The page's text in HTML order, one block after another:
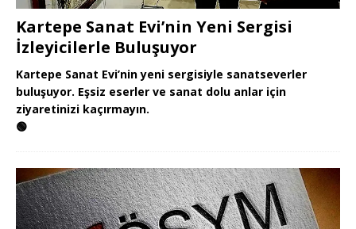
Kartepe Sanat Evi’nin Yeni Sergisi
İzleyicilerle Buluşuyor
Kartepe Sanat Evi’nin yeni sergisiyle sanatseverler
buluşuyor. Eşsiz eserler ve sanat dolu anlar için
ziyaretinizi kaçırmayın.
🟢